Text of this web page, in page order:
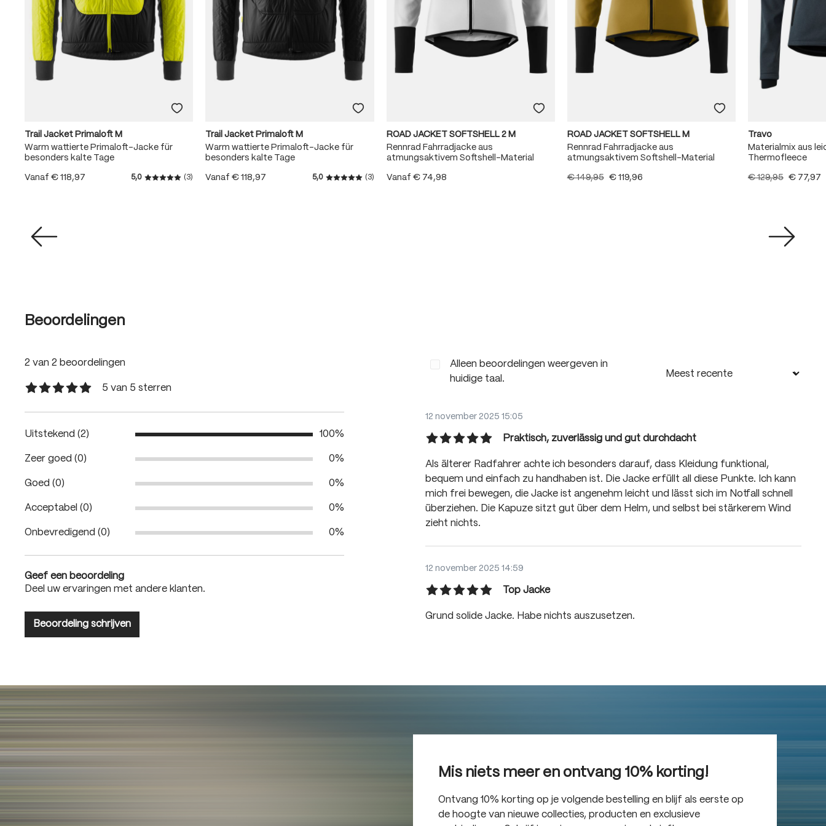
Trail Jacket Primaloft M
Warm wattierte Primaloft-Jacke für
besonders kalte Tage
Vanaf € 118,97 5,0
Gemiddelde waardering van 5 van 5 sterren
(3)
Trail Jacket Primaloft M
Warm wattierte Primaloft-Jacke für
besonders kalte Tage
Vanaf € 118,97 5,0
Gemiddelde waardering van 5 van 5 sterren
(3)
ROAD JACKET SOFTSHELL 2 M
Rennrad Fahrradjacke aus
atmungsaktivem Softshell-Material
Vanaf € 74,98
ROAD JACKET SOFTSHELL M
Rennrad Fahrradjacke aus
atmungsaktivem Softshell-Material
€ 149,95 € 119,96
Travo
Materialmix aus
Thermofleece
€ 129,95 € 77,97
Beoordelingen
2 van 2 beoordelingen
5 van 5 sterren
Uitstekend (2) 100%
Zeer goed (0) 0%
Goed (0) 0%
Acceptabel (0) 0%
Onbevredigend (0) 0%
Geef een beoordeling
Deel uw ervaringen met andere klanten.
Beoordeling schrijven
Alleen beoordelingen weergeven in
huidige taal.
12 november 2025 15:05
Praktisch, zuverlässig und gut durchdacht
Als älterer Radfahrer achte ich besonders darauf, dass Kleidung funktional,
bequem und einfach zu handhaben ist. Die Jacke erfüllt all diese Punkte. Ich kann
mich frei bewegen, die Jacke ist angenehm leicht und lässt sich im Notfall schnell
überziehen. Die Kapuze sitzt gut über dem Helm, und selbst bei stärkerem Wind
zieht nichts.
12 november 2025 14:59
Top Jacke
Grund solide Jacke. Habe nichts auszusetzen.
Mis niets meer en ontvang 10% korting!
Ontvang 10% korting op je volgende bestelling en blijf als eerste op
de hoogte van nieuwe collecties, producten en exclusieve